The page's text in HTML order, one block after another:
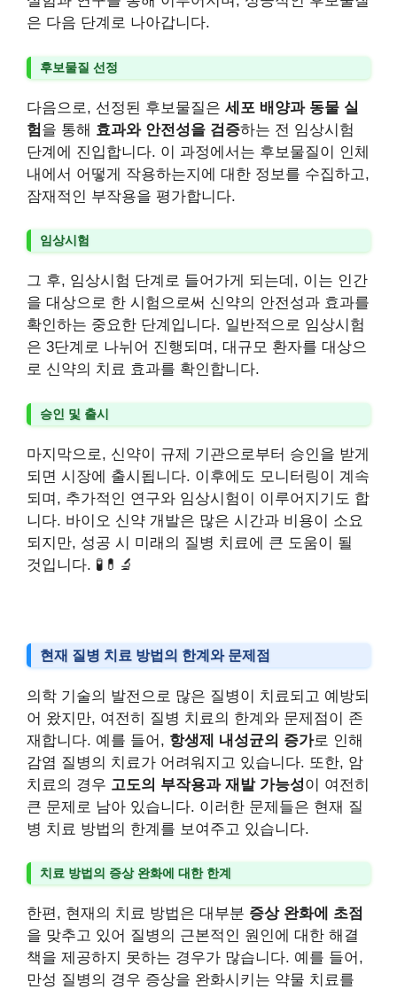
은 다음 단계로 나아갑니다.
후보물질 선정
다음으로, 선정된 후보물질은 세포 배양과 동물 실
험을 통해 효과와 안전성을 검증하는 전 임상시험
단계에 진입합니다. 이 과정에서는 후보물질이 인체
내에서 어떻게 작용하는지에 대한 정보를 수집하고,
잠재적인 부작용을 평가합니다.
임상시험
그 후, 임상시험 단계로 들어가게 되는데, 이는 인간
을 대상으로 한 시험으로써 신약의 안전성과 효과를
확인하는 중요한 단계입니다. 일반적으로 임상시험
은 3단계로 나뉘어 진행되며, 대규모 환자를 대상으
로 신약의 치료 효과를 확인합니다.
승인 및 출시
마지막으로, 신약이 규제 기관으로부터 승인을 받게
되면 시장에 출시됩니다. 이후에도 모니터링이 계속
되며, 추가적인 연구와 임상시험이 이루어지기도 합
니다. 바이오 신약 개발은 많은 시간과 비용이 소요
되지만, 성공 시 미래의 질병 치료에 큰 도움이 될
것입니다. 🧪💊🔬
현재 질병 치료 방법의 한계와 문제점
의학 기술의 발전으로 많은 질병이 치료되고 예방되
어 왔지만, 여전히 질병 치료의 한계와 문제점이 존
재합니다. 예를 들어, 항생제 내성균의 증가로 인해
감염 질병의 치료가 어려워지고 있습니다. 또한, 암
치료의 경우 고도의 부작용과 재발 가능성이 여전히
큰 문제로 남아 있습니다. 이러한 문제들은 현재 질
병 치료 방법의 한계를 보여주고 있습니다.
치료 방법의 증상 완화에 대한 한계
한편, 현재의 치료 방법은 대부분 증상 완화에 초점
을 맞추고 있어 질병의 근본적인 원인에 대한 해결
책을 제공하지 못하는 경우가 많습니다. 예를 들어,
만성 질병의 경우 증상을 완화시키는 약물 치료를